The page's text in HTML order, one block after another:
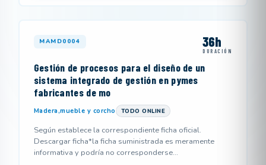
MAMD0004 36h
DURACIÓN
Gestión de procesos para el diseño de un
sistema integrado de gestión en pymes
fabricantes de mo
Madera,mueble y corcho TODO ONLINE
Según establece la correspondiente ficha oficial.
Descargar ficha*la ficha suministrada es meramente
informativa y podría no corresponderse...